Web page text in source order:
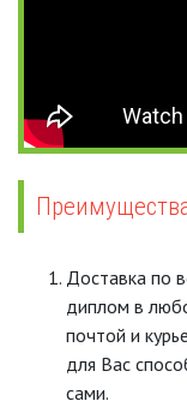
Доставка по
диплом в
почтой и
для Вас
сами.